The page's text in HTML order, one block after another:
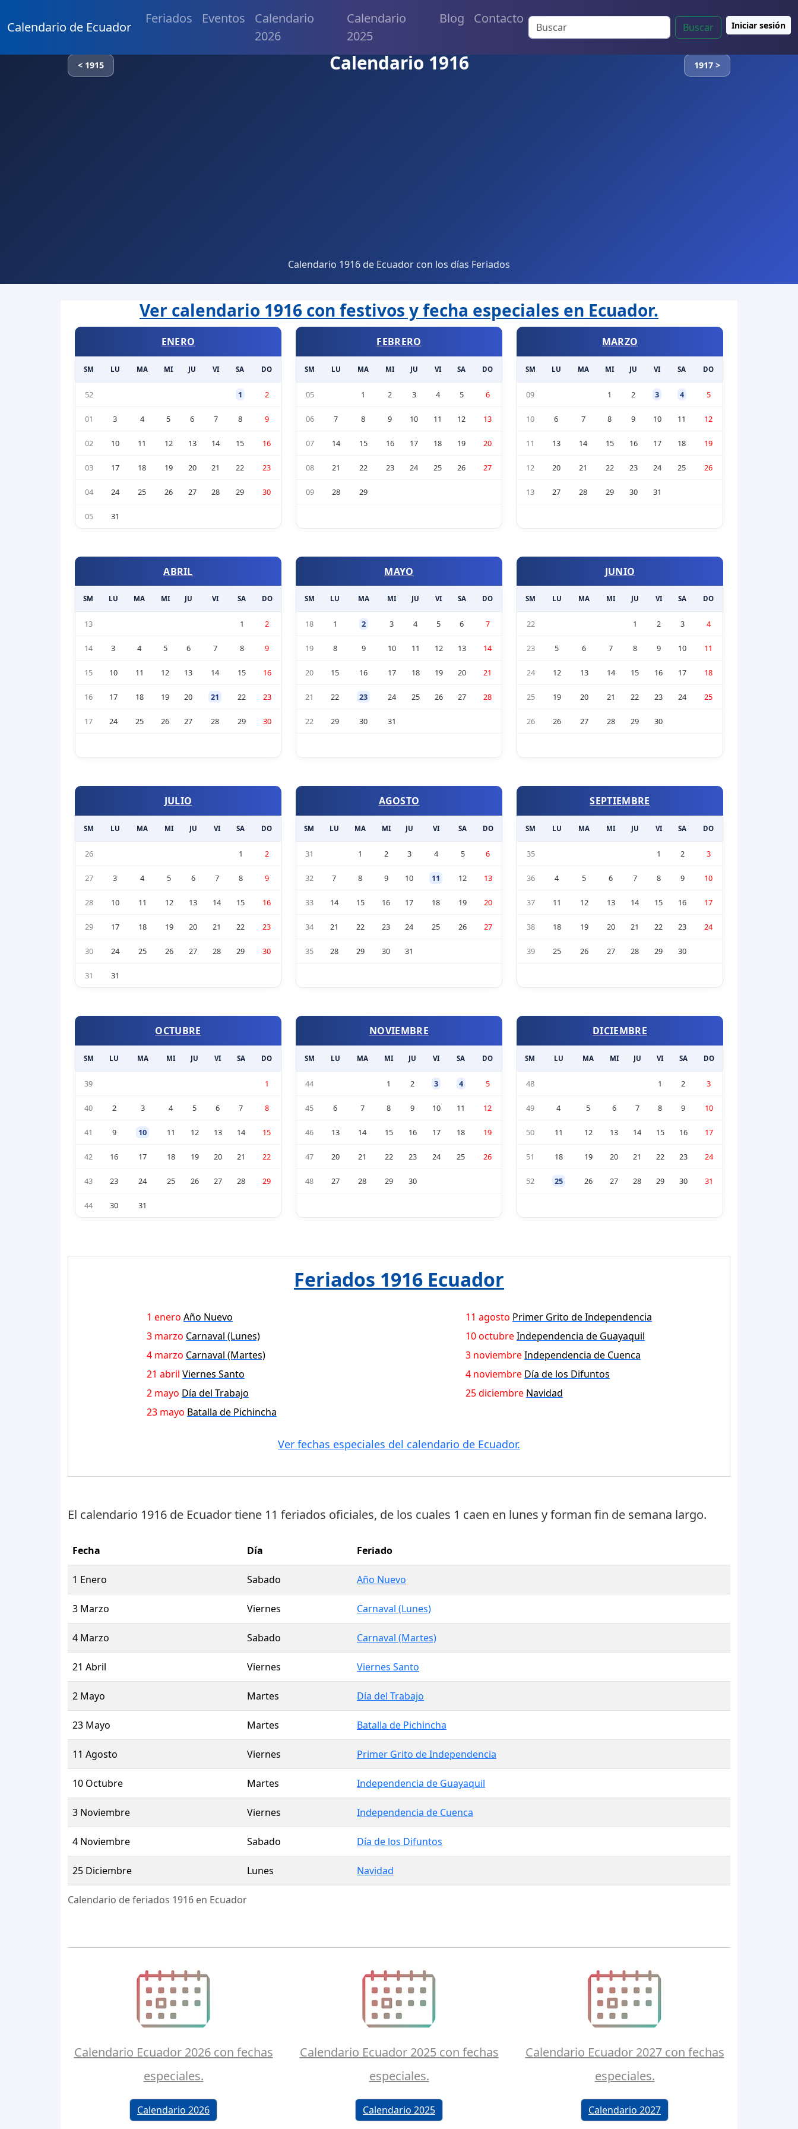
Calendario de Ecuador
Feriados Eventos
Calendario
2026
Calendario
2025
Blog Contacto
Buscar Iniciar sesión
< 1915 Calendario 1916 1917 >
Calendario 1916 de Ecuador con los días Feriados
Ver calendario 1916 con festivos y fecha especiales en Ecuador.
ENERO
SM LU MA MI JU VI SA DO
52 1 2
01 3 4 5 6 7 8 9
02 10 11 12 13 14 15 16
03 17 18 19 20 21 22 23
04 24 25 26 27 28 29 30
05 31
FEBRERO
SM LU MA MI JU VI SA DO
05 1 2 3 4 5 6
06 7 8 9 10 11 12 13
07 14 15 16 17 18 19 20
08 21 22 23 24 25 26 27
09 28 29
MARZO
SM LU MA MI JU VI SA DO
09 1 2 3 4 5
10 6 7 8 9 10 11 12
11 13 14 15 16 17 18 19
12 20 21 22 23 24 25 26
13 27 28 29 30 31
ABRIL
SM LU MA MI JU VI SA DO
13 1 2
14 3 4 5 6 7 8 9
15 10 11 12 13 14 15 16
16 17 18 19 20 21 22 23
17 24 25 26 27 28 29 30
MAYO
SM LU MA MI JU VI SA DO
18 1 2 3 4 5 6 7
19 8 9 10 11 12 13 14
20 15 16 17 18 19 20 21
21 22 23 24 25 26 27 28
22 29 30 31
JUNIO
SM LU MA MI JU VI SA DO
22 1 2 3 4
23 5 6 7 8 9 10 11
24 12 13 14 15 16 17 18
25 19 20 21 22 23 24 25
26 26 27 28 29 30
JULIO
SM LU MA MI JU VI SA DO
26 1 2
27 3 4 5 6 7 8 9
28 10 11 12 13 14 15 16
29 17 18 19 20 21 22 23
30 24 25 26 27 28 29 30
31 31
AGOSTO
SM LU MA MI JU VI SA DO
31 1 2 3 4 5 6
32 7 8 9 10 11 12 13
33 14 15 16 17 18 19 20
34 21 22 23 24 25 26 27
35 28 29 30 31
SEPTIEMBRE
SM LU MA MI JU VI SA DO
35 1 2 3
36 4 5 6 7 8 9 10
37 11 12 13 14 15 16 17
38 18 19 20 21 22 23 24
39 25 26 27 28 29 30
OCTUBRE
SM LU MA MI JU VI SA DO
39 1
40 2 3 4 5 6 7 8
41 9 10 11 12 13 14 15
42 16 17 18 19 20 21 22
43 23 24 25 26 27 28 29
44 30 31
NOVIEMBRE
SM LU MA MI JU VI SA DO
44 1 2 3 4 5
45 6 7 8 9 10 11 12
46 13 14 15 16 17 18 19
47 20 21 22 23 24 25 26
48 27 28 29 30
DICIEMBRE
SM LU MA MI JU VI SA DO
48 1 2 3
49 4 5 6 7 8 9 10
50 11 12 13 14 15 16 17
51 18 19 20 21 22 23 24
52 25 26 27 28 29 30 31
Feriados 1916 Ecuador
1 enero Año Nuevo
3 marzo Carnaval (Lunes)
4 marzo Carnaval (Martes)
21 abril Viernes Santo
2 mayo Día del Trabajo
23 mayo Batalla de Pichincha
11 agosto Primer Grito de Independencia
10 octubreIndependencia de Guayaquil
3 noviembreIndependencia de Cuenca
4 noviembre Día de los Difuntos
25 diciembre Navidad
Ver fechas especiales del calendario de Ecuador.
El calendario 1916 de Ecuador tiene 11 feriados oficiales, de los cuales 1 caen en lunes y forman fin de semana largo.
Calendario de feriados 1916 en Ecuador
Fecha Día Feriado
1 Enero Sabado Año Nuevo
3 Marzo Viernes Carnaval (Lunes)
4 Marzo Sabado Carnaval (Martes)
21 Abril Viernes Viernes Santo
2 Mayo Martes Día del Trabajo
23 Mayo Martes Batalla de Pichincha
11 Agosto Viernes Primer Grito de Independencia
10 Octubre Martes Independencia de Guayaquil
3 Noviembre Viernes Independencia de Cuenca
4 Noviembre Sabado Día de los Difuntos
25 Diciembre Lunes Navidad
Calendario Ecuador 2026 con fechas
especiales.
Calendario 2026
Calendario Ecuador 2025 con fechas
especiales.
Calendario 2025
Calendario Ecuador 2027 con fechas
especiales.
Calendario 2027